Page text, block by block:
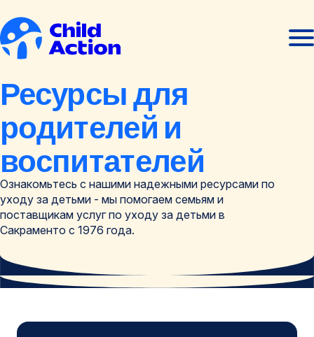
Ресурсы для
родителей и
воспитателей
Ознакомьтесь с нашими надежными ресурсами по
уходу за детьми - мы помогаем семьям и
поставщикам услуг по уходу за детьми в
Сакраменто с 1976 года.